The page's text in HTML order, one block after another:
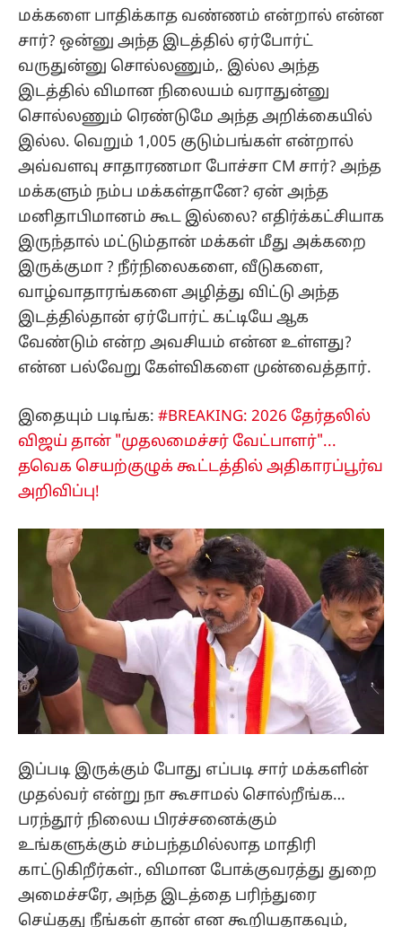
மக்களை பாதிக்காத வண்ணம் என்றால் என்ன
சார்? ஒன்னு அந்த இடத்தில் ஏர்போர்ட்
வருதுன்னு சொல்லணும்,. இல்ல அந்த
இடத்தில் விமான நிலையம் வராதுன்னு
சொல்லணும் ரெண்டுமே அந்த அறிக்கையில்
இல்ல. வெறும் 1,005 குடும்பங்கள் என்றால்
அவ்வளவு சாதாரணமா போச்சா CM சார்? அந்த
மக்களும் நம்ப மக்கள்தானே? ஏன் அந்த
மனிதாபிமானம் கூட இல்லை? எதிர்க்கட்சியாக
இருந்தால் மட்டும்தான் மக்கள் மீது அக்கறை
இருக்குமா ? நீர்நிலைகளை, வீடுகளை,
வாழ்வாதாரங்களை அழித்து விட்டு அந்த
இடத்தில்தான் ஏர்போர்ட் கட்டியே ஆக
வேண்டும் என்ற அவசியம் என்ன உள்ளது?
என்ன பல்வேறு கேள்விகளை முன்வைத்தார்.
இதையும் படிங்க: #BREAKING: 2026 தேர்தலில்
விஜய் தான் "முதலமைச்சர் வேட்பாளர்"...
தவெக செயற்குழுக் கூட்டத்தில் அதிகாரப்பூர்வ
அறிவிப்பு!
இப்படி இருக்கும் போது எப்படி சார் மக்களின்
முதல்வர் என்று நா கூசாமல் சொல்றீங்க…
பரந்தூர் நிலைய பிரச்சனைக்கும்
உங்களுக்கும் சம்பந்தமில்லாத மாதிரி
காட்டுகிறீர்கள்., விமான போக்குவரத்து துறை
அமைச்சரே, அந்த இடத்தை பரிந்துரை
செய்தது நீங்கள் தான் என கூறியதாகவும்,